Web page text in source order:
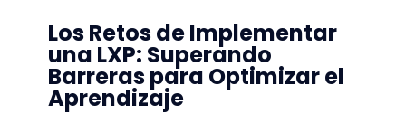
Los Retos de Implementar
una LXP: Superando
Barreras para Optimizar el
Aprendizaje